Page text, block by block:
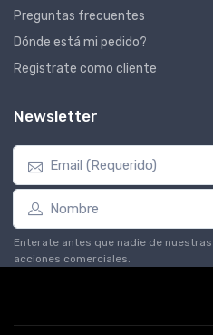
Preguntas frecuentes
Dónde está mi pedido?
Registrate como cliente
Newsletter
Enterate antes que nadie de
acciones comerciales.